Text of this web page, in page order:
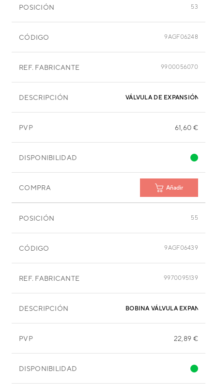
POSICIÓN 53
CÓDIGO 9AGF06248
REF. FABRICANTE 9900056070
DESCRIPCIÓN VÁLVULA DE EXPANSIÓN
PVP 61,60 €
DISPONIBILIDAD
COMPRA Añadir
POSICIÓN 55
CÓDIGO 9AGF06439
REF. FABRICANTE 9970095139
DESCRIPCIÓN BOBINA VÁLVULA EXPANSIÓN
PVP 22,89 €
DISPONIBILIDAD